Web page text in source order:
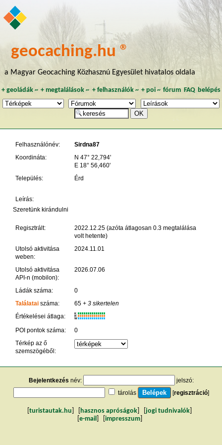
geocaching.hu ®
a Magyar Geocaching Közhasznú Egyesület hivatalos oldala
+ geoládák~ +megtalálások ~ + felhasználók~ + poi~ fórum FAQ belépés
Felhasználónév:
Sirdna87
Koordináta:
N 47° 22,794'
E 18° 56,460'
Település:
Érd
Leírás:
Szeretünk kirándulni
Regisztrált:
2022.12.25 (azóta átlagosan 0.3 megtalálása
volt hetente)
Utolsó aktivitása
weben:
2024.11.01
Utolsó aktivitása
API-n (mobilon):
2026.07.06
Ládák száma:
0
Találataiszáma: 65+ 3 sikertelen
Értékelései átlaga:
K
R
W
POI pontok száma:
0
Térkép az ő
szemszögéből:
Bejelentkezés név:
jelszó:
tárolás
[regisztráció]
turistautak.hu hasznos apróságok jogi tudnivalók
e-mail impresszum]